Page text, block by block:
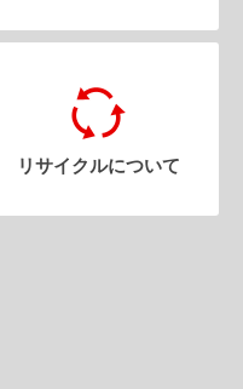
リサイクルについて